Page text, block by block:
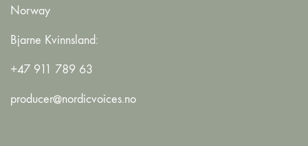
Norway
Bjarne Kvinnsland:
+47 911 789 63
producer@nordicvoices.no